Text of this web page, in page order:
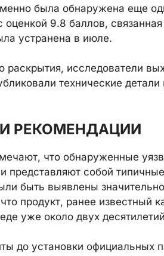
была обнаружена еще
оценкой 9.8 баллов,
устранена в июле.
раскрытия, исследователи
технические детали
РЕКОМЕНДАЦИИ
что обнаруженные
и представляют собой
быть выявлены
продукт, ранее известный
уже около двух
до установки официальных